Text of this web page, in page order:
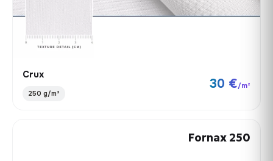
Crux
250 g/m²
30 €/m²
Fornax 250